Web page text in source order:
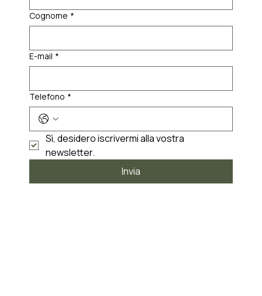
Cognome *
E-mail *
Telefono *
Sì, desidero iscrivermi alla vostra
newsletter.
Invia